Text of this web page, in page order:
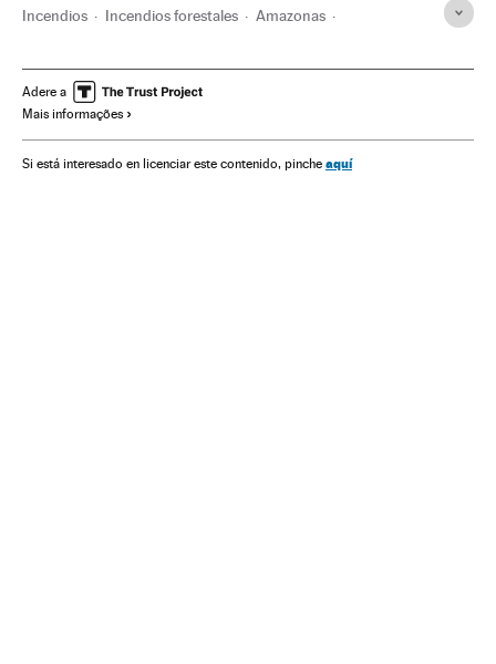
Incendios Incendios forestales Amazonas
Adere a
Mais informações
Si está interesado en licenciar este contenido, pinche aquí